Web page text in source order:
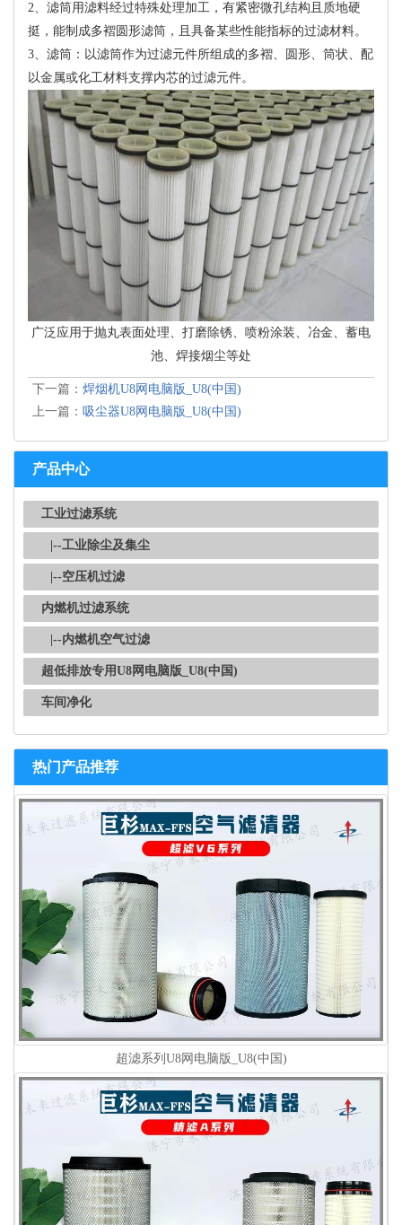
2、滤筒用滤料经过特殊处理加工，有紧密微孔结构且质地硬
挺，能制成多褶圆形滤筒，且具备某些性能指标的过滤材料。
3、滤筒：以滤筒作为过滤元件所组成的多褶、圆形、筒状、配
以金属或化工材料支撑内芯的过滤元件。
广泛应用于抛丸表面处理、打磨除锈、喷粉涂装、冶金、蓄电
池、焊接烟尘等处
下一篇： 焊烟机U8网电脑版_U8(中国)
上一篇： 吸尘器U8网电脑版_U8(中国)
产品中心
工业过滤系统
|--工业除尘及集尘
|--空压机过滤
内燃机过滤系统
|--内燃机空气过滤
超低排放专用U8网电脑版_U8(中国)
车间净化
热门产品推荐
超滤系列U8网电脑版_U8(中国)